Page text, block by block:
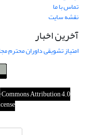
تماس با ما
نقشه سایت
آخرین اخبار
امتیاز تشویقی داوران محترم
Commons Attribution 4.0